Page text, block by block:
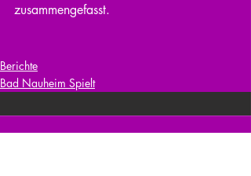
zusammengefasst.
Berichte
Bad Nauheim Spielt
Kommentare